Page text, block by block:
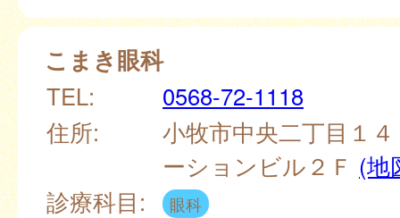
こまき眼科
TEL:
0568-72-1118
住所:
小牧市中央二丁目１
ーションビル２Ｆ (地
診療科目:
眼科